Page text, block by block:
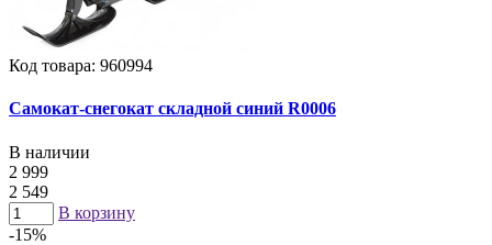
Код товара: 960994
Самокат-снегокат складной синий R0006
В наличии
2 999
2 549
В корзину
-15%